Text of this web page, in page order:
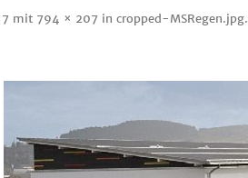
mit 794 × 207 in cropped-MSRegen.jpg.